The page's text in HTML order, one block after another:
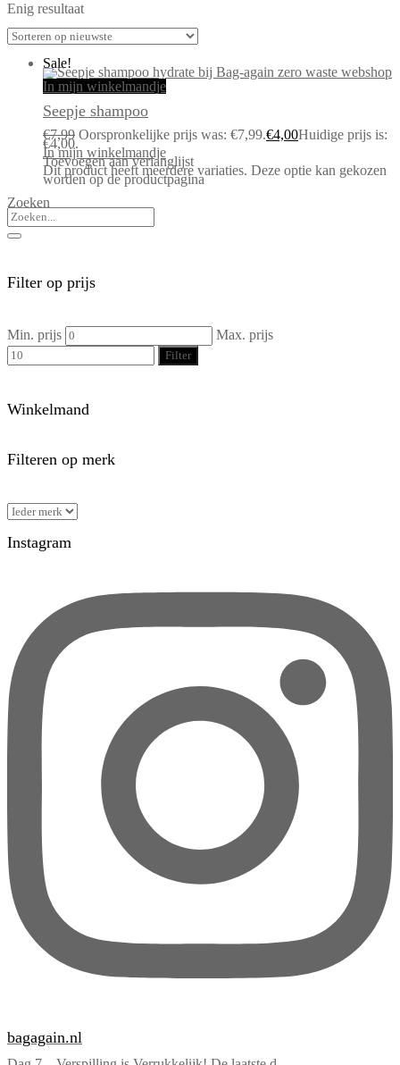
Enig resultaat
Sale!
In mijn winkelmandje
Seepje shampoo
€7,99 Oorspronkelijke prijs was: €7,99.€4,00Huidige prijs is:
€4,00.
In mijn winkelmandje
Toevoegen aan verlanglijst
Dit product heeft meerdere variaties. Deze optie kan gekozen
worden op de productpagina
Zoeken
Filter op prijs
Min. prijs Max. prijs
Filter
Winkelmand
Filteren op merk
Instagram
bagagain.nl